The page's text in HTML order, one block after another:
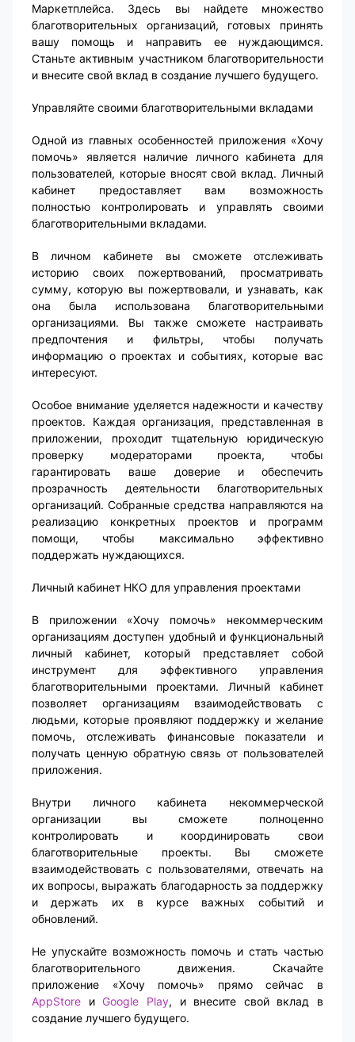
Маркетплейса. Здесь вы найдете множество
благотворительных организаций, готовых принять
вашу помощь и направить ее нуждающимся.
Станьте активным участником благотворительности
и внесите свой вклад в создание лучшего будущего.
Управляйте своими благотворительными вкладами
Одной из главных особенностей приложения «Хочу
помочь» является наличие личного кабинета для
пользователей, которые вносят свой вклад. Личный
кабинет предоставляет вам возможность
полностью контролировать и управлять своими
благотворительными вкладами.
В личном кабинете вы сможете отслеживать
историю своих пожертвований, просматривать
сумму, которую вы пожертвовали, и узнавать, как
она была использована благотворительными
организациями. Вы также сможете настраивать
предпочтения и фильтры, чтобы получать
информацию о проектах и событиях, которые вас
интересуют.
Особое внимание уделяется надежности и качеству
проектов. Каждая организация, представленная в
приложении, проходит тщательную юридическую
проверку модераторами проекта, чтобы
гарантировать ваше доверие и обеспечить
прозрачность деятельности благотворительных
организаций. Собранные средства направляются на
реализацию конкретных проектов и программ
помощи, чтобы максимально эффективно
поддержать нуждающихся.
Личный кабинет НКО для управления проектами
В приложении «Хочу помочь» некоммерческим
организациям доступен удобный и функциональный
личный кабинет, который представляет собой
инструмент для эффективного управления
благотворительными проектами. Личный кабинет
позволяет организациям взаимодействовать с
людьми, которые проявляют поддержку и желание
помочь, отслеживать финансовые показатели и
получать ценную обратную связь от пользователей
приложения.
Внутри личного кабинета некоммерческой
организации вы сможете полноценно
контролировать и координировать свои
благотворительные проекты. Вы сможете
взаимодействовать с пользователями, отвечать на
их вопросы, выражать благодарность за поддержку
и держать их в курсе важных событий и
обновлений.
Не упускайте возможность помочь и стать частью
благотворительного движения. Скачайте
приложение «Хочу помочь» прямо сейчас в
AppStore и Google Play, и внесите свой вклад в
создание лучшего будущего.